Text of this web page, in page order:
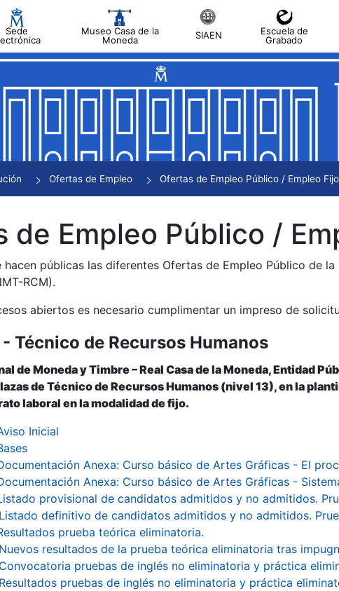
Sede
Museo Casa de la
Moneda
SIAEN
Escuela de
Grabado
Ofertas de Empleo Ofertas de Empleo Público / Empleo Fijo
de Empleo Público /
hacen públicas las diferentes Ofertas de Empleo Público de
RCM).
abiertos es necesario cumplimentar un impreso de
- Técnico de Recursos Humanos
de Moneda y Timbre – Real Casa de la Moneda, Entidad
de Técnico de Recursos Humanos (nivel 13), en la
laboral en la modalidad de fijo.
Inicial
Anexa: Curso básico de Artes Gráficas - El
Anexa: Curso básico de Artes Gráficas -
provisional de candidatos admitidos y no admitidos.
Listado definitivo de candidatos admitidos y no admitidos.
prueba teórica eliminatoria.
Nuevos resultados de la prueba teórica eliminatoria tras
Convocatoria pruebas de inglés no eliminatoria y práctica
Resultados pruebas de inglés no eliminatoria y práctica